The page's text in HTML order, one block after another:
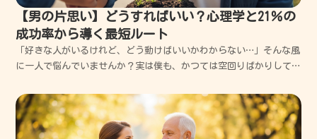
【男の片思い】どうすればいい？心理学と21％の
成功率から導く最短ルート
「好きな人がいるけれど、どう動けばいいかわからない…」そんな風
に一人で悩んでいませんか？実は僕も、かつては空回りばかりして、
という現実的な成功率をベースに、あなたの優しさを武器に変えて、
彼女の特別な存在になるための具体的なステップを優しく...